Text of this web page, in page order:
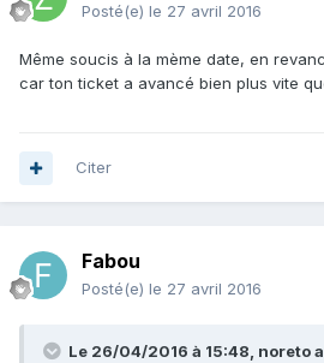
Posté(e) le 27 avril 2016
Même soucis à la mème date, en
car ton ticket a avancé bien plus vite
Citer
Fabou
Posté(e) le 27 avril 2016
Le 26/04/2016 à 15:48, noreto